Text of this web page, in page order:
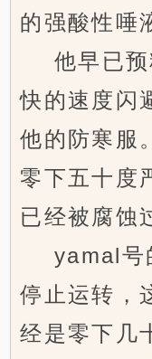
的强酸性唾
他早已预
快的速度闪
他的防寒服
零下五十度
已经被腐蚀
yamal号
停止运转，
经是零下几